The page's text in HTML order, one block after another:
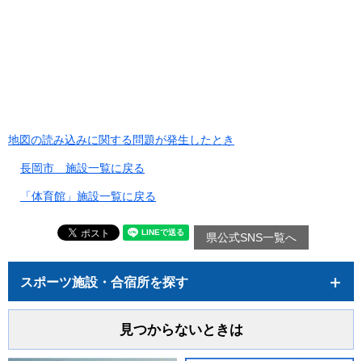
地図の読み込みに関する問題が発生したとき
長岡市 施設一覧に戻る
「体育館」施設一覧に戻る
県公式SNS一覧へ
スポーツ施設・合宿所を探す
見つからないときは